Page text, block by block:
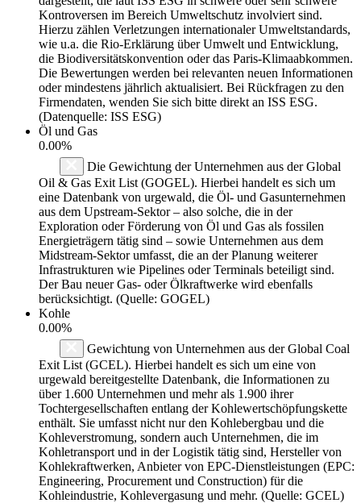
Kontroversen im Bereich Umweltschutz involviert sind.
Hierzu zählen Verletzungen internationaler Umweltstandards,
wie u.a. die Rio-Erklärung über Umwelt und Entwicklung,
die Biodiversitätskonvention oder das Paris-Klimaabkommen.
Die Bewertungen werden bei relevanten neuen Informationen
oder mindestens jährlich aktualisiert. Bei Rückfragen zu den
Firmendaten, wenden Sie sich bitte direkt an ISS ESG.
(Datenquelle: ISS ESG)
Öl und Gas
0.00%
Die Gewichtung der Unternehmen aus der Global
Oil & Gas Exit List (GOGEL). Hierbei handelt es sich um
eine Datenbank von urgewald, die Öl- und Gasunternehmen
aus dem Upstream-Sektor – also solche, die in der
Exploration oder Förderung von Öl und Gas als fossilen
Energieträgern tätig sind – sowie Unternehmen aus dem
Midstream-Sektor umfasst, die an der Planung weiterer
Infrastrukturen wie Pipelines oder Terminals beteiligt sind.
Der Bau neuer Gas- oder Ölkraftwerke wird ebenfalls
berücksichtigt. (Quelle: GOGEL)
Kohle
0.00%
Gewichtung von Unternehmen aus der Global Coal
Exit List (GCEL). Hierbei handelt es sich um eine von
urgewald bereitgestellte Datenbank, die Informationen zu
über 1.600 Unternehmen und mehr als 1.900 ihrer
Tochtergesellschaften entlang der Kohlewertschöpfungskette
enthält. Sie umfasst nicht nur den Kohlebergbau und die
Kohleverstromung, sondern auch Unternehmen, die im
Kohletransport und in der Logistik tätig sind, Hersteller von
Kohlekraftwerken, Anbieter von EPC-Dienstleistungen (EPC:
Engineering, Procurement und Construction) für die
Kohleindustrie, Kohlevergasung und mehr. (Quelle: GCEL)